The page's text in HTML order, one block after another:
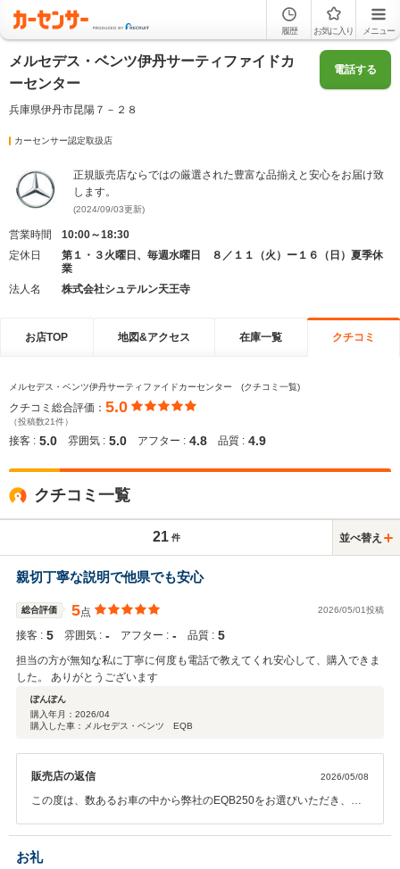
履歴 お気に入り メニュー
メルセデス・ベンツ伊丹サーティファイドカ
ーセンター
兵庫県伊丹市昆陽７－２８
電話する
カーセンサー認定取扱店
正規販売店ならではの厳選された豊富な品揃えと安心をお届け致
します。
(2024/09/03更新)
営業時間
10:00～18:30
定休日
第１・３火曜日、毎週水曜日 ８／１１（火）ー１６（日）夏季休
業
法人名
株式会社シュテルン天王寺
お店TOP 地図&アクセス 在庫一覧 クチコミ
メルセデス・ベンツ伊丹サーティファイドカーセンター (クチコミ一覧)
クチコミ総合評価： 5.0
（投稿数21件）
接客 : 5.0 雰囲気 : 5.0 アフター : 4.8 品質 : 4.9
クチコミ一覧
21 件 並べ替え
親切丁寧な説明で他県でも安心
総合評価 5点 2026/05/01投稿
接客 : 5 雰囲気 : ‐ アフター : ‐ 品質 : 5
担当の方が無知な私に丁寧に何度も電話で教えてくれ安心して、購入できま
した。 ありがとうございます
ぽんぽん
購入年月： 2026/04
購入した車：メルセデス・ベンツ EQB
販売店の返信 2026/05/08
この度は、数あるお車の中から弊社のEQB250をお選びいただき、誠
けたとのこと、大変嬉しく思っております。心より御礼申し上げま
す。 お車の到着まで今しばらくお待ちくださいませ。 ぽんぽん様ご家
お礼